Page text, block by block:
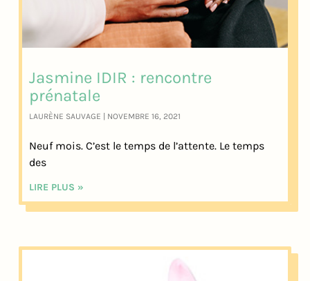
Jasmine IDIR : rencontre
prénatale
LAURÈNE SAUVAGE NOVEMBRE 16, 2021
Neuf mois. C’est le temps de l’attente. Le temps
des
LIRE PLUS »